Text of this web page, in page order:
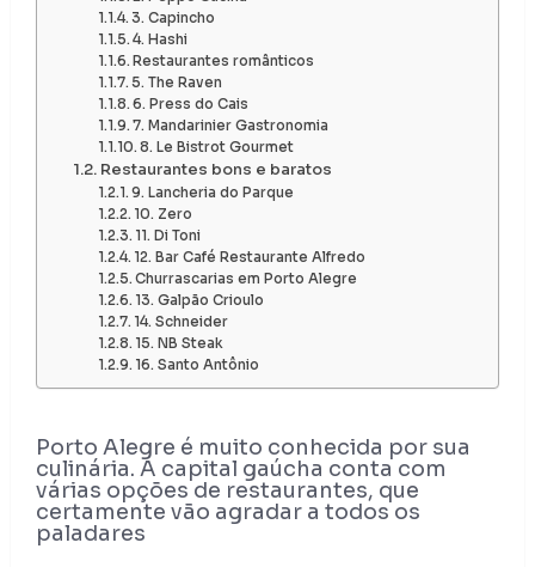
3. Capincho
4. Hashi
Restaurantes românticos
5. The Raven
6. Press do Cais
7. Mandarinier Gastronomia
8. Le Bistrot Gourmet
Restaurantes bons e baratos
9. Lancheria do Parque
10. Zero
11. Di Toni
12. Bar Café Restaurante Alfredo
Churrascarias em Porto Alegre
13. Galpão Crioulo
14. Schneider
15. NB Steak
16. Santo Antônio
Porto Alegre é muito conhecida por sua
culinária. A capital gaúcha conta com
várias opções de restaurantes, que
certamente vão agradar a todos os
paladares